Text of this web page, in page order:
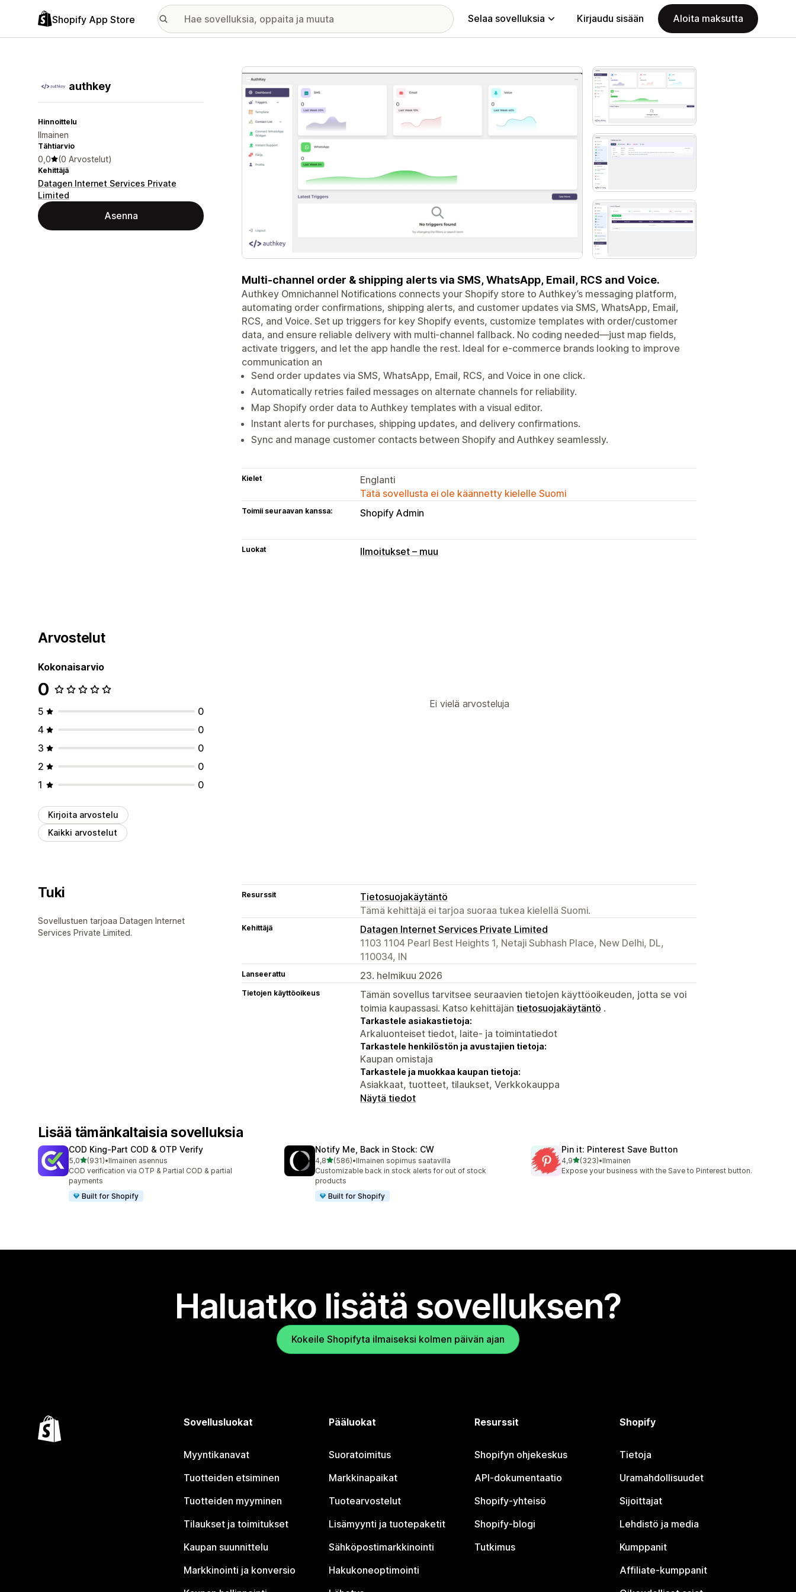
Shopify App Store Selaa sovelluksia Kirjaudu sisään Aloita maksutta
authkey
Hinnoittelu
Ilmainen
Tähtiarvio
0,0 (0 Arvostelut)
Kehittäjä
Datagen Internet Services Private
Limited
Asenna
Esittelykuvagalleria
Multi-channel order & shipping alerts via SMS, WhatsApp, Email, RCS and Voice.
Authkey Omnichannel Notifications connects your Shopify store to Authkey’s messaging platform,
automating order confirmations, shipping alerts, and customer updates via SMS, WhatsApp, Email,
RCS, and Voice. Set up triggers for key Shopify events, customize templates with order/customer
data, and ensure reliable delivery with multi-channel fallback. No coding needed—just map fields,
activate triggers, and let the app handle the rest. Ideal for e-commerce brands looking to improve
communication an
Send order updates via SMS, WhatsApp, Email, RCS, and Voice in one click.
Automatically retries failed messages on alternate channels for reliability.
Map Shopify order data to Authkey templates with a visual editor.
Instant alerts for purchases, shipping updates, and delivery confirmations.
Sync and manage customer contacts between Shopify and Authkey seamlessly.
Kielet
Englanti
Tätä sovellusta ei ole käännetty kielelle Suomi
Toimii seuraavan kanssa: Shopify Admin
Luokat Ilmoitukset – muu
Arvostelut
Kokonaisarvio
0
5
0
4
0
3
0
2
0
1
0
Kirjoita arvostelu
Kaikki arvostelut
Ei vielä arvosteluja
Tuki
Sovellustuen tarjoaa Datagen Internet
Services Private Limited.
Resurssit
Tietosuojakäytäntö
Tämä kehittäjä ei tarjoa suoraa tukea kielellä Suomi.
Kehittäjä
Datagen Internet Services Private Limited
1103 1104 Pearl Best Heights 1, Netaji Subhash Place, New Delhi, DL,
110034, IN
Lanseerattu 23. helmikuu 2026
Tietojen käyttöoikeus
Tämän sovellus tarvitsee seuraavien tietojen käyttöoikeuden, jotta se voi
toimia kaupassasi. Katso kehittäjän tietosuojakäytäntö .
Tarkastele asiakastietoja:
Arkaluonteiset tiedot, laite- ja toimintatiedot
Tarkastele henkilöstön ja avustajien tietoja:
Kaupan omistaja
Tarkastele ja muokkaa kaupan tietoja:
Asiakkaat, tuotteet, tilaukset, Verkkokauppa
Näytä tiedot
Lisää tämänkaltaisia sovelluksia
COD King‑Part COD & OTP Verify
5,0/ 5 tähteä
(931)
931 arvostelua yhteensä
•Ilmainen asennus
COD verification via OTP & Partial COD & partial
payments
Built for Shopify
Notify Me, Back in Stock: CW
4,8/ 5 tähteä
(586)
586 arvostelua yhteensä
•Ilmainen sopimus saatavilla
Customizable back in stock alerts for out of stock
products
Built for Shopify
Pin it: Pinterest Save Button
4,9/ 5 tähteä
(323)
323 arvostelua yhteensä
•Ilmainen
Expose your business with the Save to Pinterest button.
Haluatko lisätä sovelluksen?
Kokeile Shopifyta ilmaiseksi kolmen päivän ajan
Sovellusluokat
Myyntikanavat
Tuotteiden etsiminen
Tuotteiden myyminen
Tilaukset ja toimitukset
Kaupan suunnittelu
Markkinointi ja konversio
Pääluokat
Suoratoimitus
Markkinapaikat
Tuotearvostelut
Lisämyynti ja tuotepaketit
Sähköpostimarkkinointi
Hakukoneoptimointi
Resurssit
Shopifyn ohjekeskus
API-dokumentaatio
Shopify-yhteisö
Shopify-blogi
Tutkimus
Shopify
Tietoja
Uramahdollisuudet
Sijoittajat
Lehdistö ja media
Kumppanit
Affiliate-kumppanit